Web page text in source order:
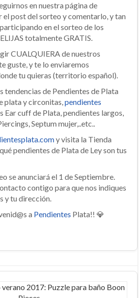
en nuestra página de
post del sorteo y comentarlo, y tan
en el sorteo de los
totalmente GRATIS.
CUALQUIERA de nuestros
guste, y te lo enviaremos
tu quieras (territorio español).
tendencias de Pendientes de Plata
plata y circonitas,pendientes
Ear cuff de Plata, pendientes largos,
Septum mujer,..etc..
y visita la Tienda
pendientes de Plata de Ley son tus
se anunciará el 1 de Septiembre.
contigo para que nos indiques
y tu dirección.
a Pendientes Plata!! 💎